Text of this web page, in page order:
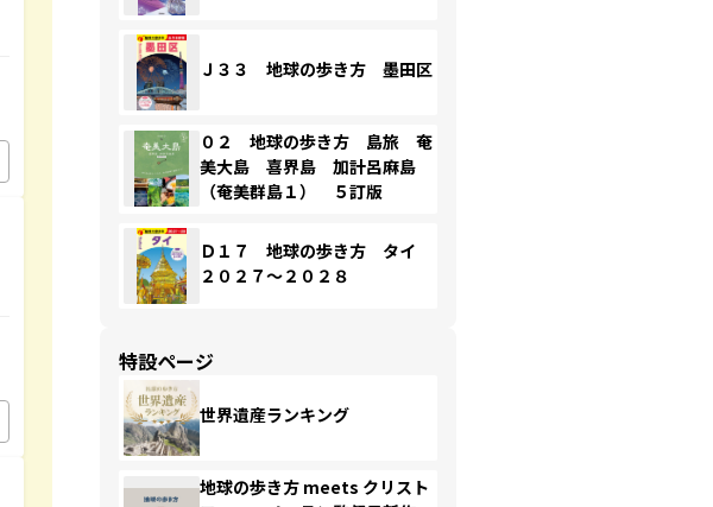
Ｊ３３ 地球の歩き方 墨田区
０２ 地球の歩き方 島旅 奄
美大島 喜界島 加計呂麻島
（奄美群島１） ５訂版
Ｄ１７ 地球の歩き方 タイ
２０２７～２０２８
特設ページ
世界遺産ランキング
地球の歩き方 meets クリスト